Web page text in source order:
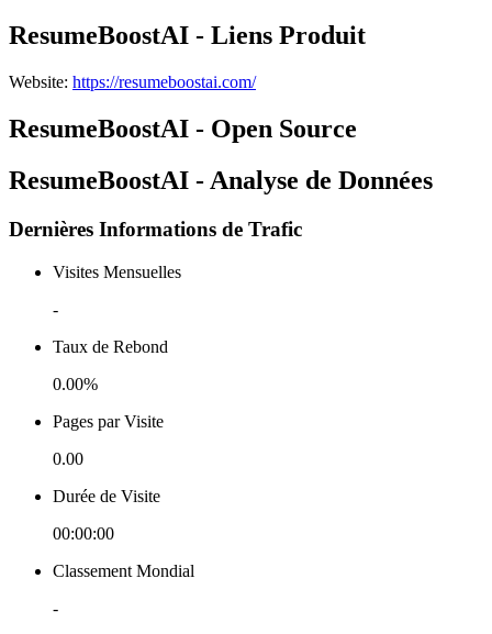
ResumeBoostAI - Liens Produit
Website: https://resumeboostai.com/
ResumeBoostAI - Open Source
ResumeBoostAI - Analyse de Données
Dernières Informations de Trafic
Visites Mensuelles
-
Taux de Rebond
0.00%
Pages par Visite
0.00
Durée de Visite
00:00:00
Classement Mondial
-